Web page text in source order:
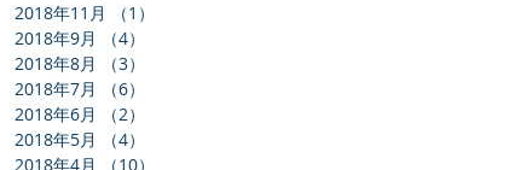
2018年11月
（1）
2018年9月
（4）
2018年8月
（3）
2018年7月
（6）
2018年6月
（2）
2018年5月
（4）
2018年4月
（10）